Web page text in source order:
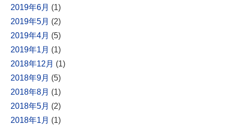
2019年6月 (1)
2019年5月 (2)
2019年4月 (5)
2019年1月 (1)
2018年12月 (1)
2018年9月 (5)
2018年8月 (1)
2018年5月 (2)
2018年1月 (1)